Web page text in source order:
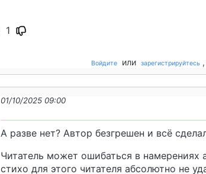
1
Войдите или зарегистрируйтесь
01/10/2025 09:00
А разве нет? Автор безгрешен и всë
Читатель может ошибаться в намерениях
стихо для этого читателя абсолютно не